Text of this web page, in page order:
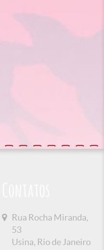
Rua Rocha Miranda,
53
Usina, Rio de Janeiro